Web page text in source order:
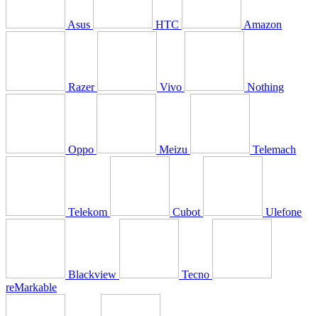
Asus HTC Amazon
Razer Vivo Nothing
Oppo Meizu Telemach
Telekom Cubot Ulefone
Blackview
Tecno
reMarkable